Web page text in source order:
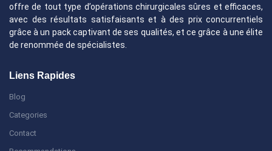
offre de tout type d’opérations chirurgicales sûres et efficaces,
avec des résultats satisfaisants et à des prix concurrentiels
grâce à un pack captivant de ses qualités, et ce grâce à une élite
de renommée de spécialistes.
Liens Rapides
Blog
Categories
Contact